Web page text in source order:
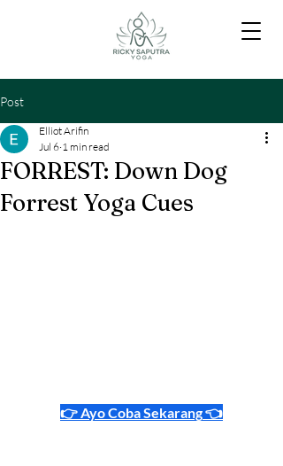
Post
FORREST: Down Dog
Forrest Yoga Cues
Elliot Arifin
Jul 6 1 min read
👉 Ayo Coba Sekarang 👈